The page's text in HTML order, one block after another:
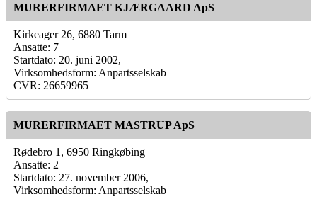
MURERFIRMAET KJÆRGAARD ApS
Kirkeager 26, 6880 Tarm
Ansatte: 7
Startdato: 20. juni 2002,
Virksomhedsform: Anpartsselskab
CVR: 26659965
MURERFIRMAET MASTRUP ApS
Rødebro 1, 6950 Ringkøbing
Ansatte: 2
Startdato: 27. november 2006,
Virksomhedsform: Anpartsselskab